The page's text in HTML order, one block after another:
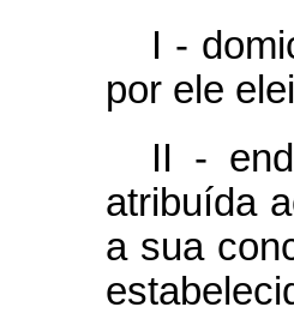
I -
por ele
II -
atribuída
a sua